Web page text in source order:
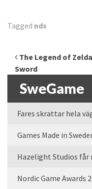
Tagged nds
Inläggsnavigering
The Legend of
Sword
SweGame
Fares skrattar hela
Hazelight Studios får
Nordic Game Awards